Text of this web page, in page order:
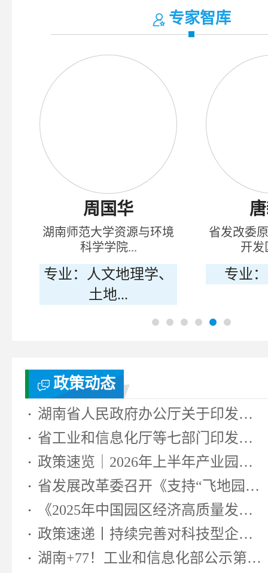
专家智库
周国华
湖南师范大学资源与环境
科学学院...
专业：人文地理学、
土地...
省发改委
开发
专业
政策动态
湖南省人民政府办公厅关于印发《湖...
省工业和信息化厅等七部门印发《湖...
政策速览｜2026年上半年产业园区相...
省发展改革委召开《支持“飞地园区...
《2025年中国园区经济高质量发展研...
政策速递丨持续完善对科技型企业...
湖南+77！工业和信息化部公示第七...